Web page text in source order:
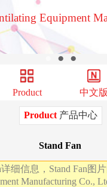
Equipment
● ●
Product 中文版
Product产品中心
Stand Fan
详细信息，Stand Fan图
Manufacturing Co.,